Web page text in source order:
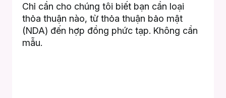
Chỉ cần cho chúng tôi biết bạn cần loại
thỏa thuận nào, từ thỏa thuận bảo mật
(NDA) đến hợp đồng phức tạp. Không cần
mẫu.